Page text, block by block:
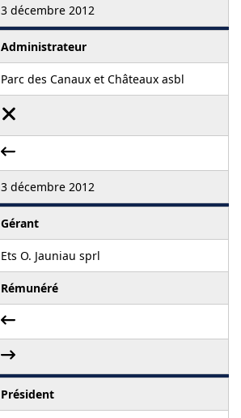
3 décembre 2012
Administrateur
Parc des Canaux et Châteaux asbl
3 décembre 2012
Gérant
Ets O. Jauniau sprl
Rémunéré
Président